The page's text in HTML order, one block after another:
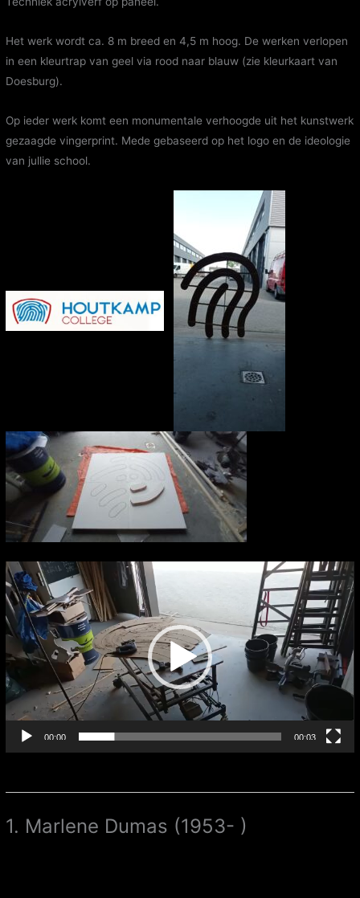
Het werk wordt ca. 8 m breed en 4,5 m hoog. De werken verlopen
in een kleurtrap van geel via rood naar blauw (zie kleurkaart van
Doesburg).
Op ieder werk komt een monumentale verhoogde uit het kunstwerk
gezaagde vingerprint. Mede gebaseerd op het logo en de ideologie
van jullie school.
Videospeler
00:00 00:03
1. Marlene Dumas (1953- )